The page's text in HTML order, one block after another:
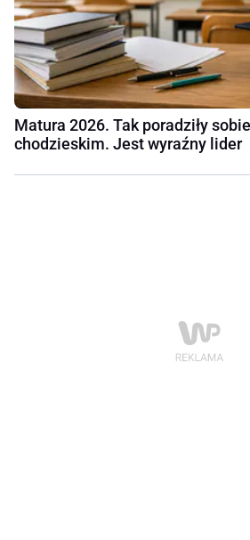
Matura 2026. Tak poradziły
chodzieskim. Jest wyraźny lider